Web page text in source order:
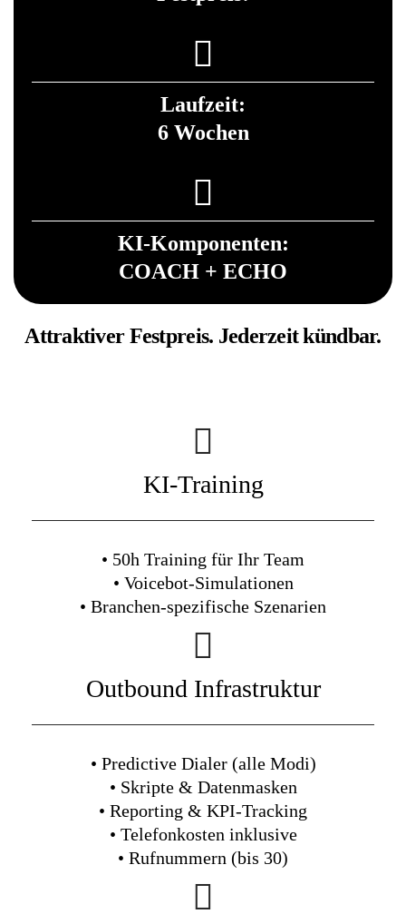
Laufzeit:
6 Wochen
KI-Komponenten:
COACH + ECHO
Attraktiver Festpreis. Jederzeit kündbar.
KI-Training
• 50h Training für Ihr Team
• Voicebot-Simulationen
• Branchen-spezifische Szenarien
Outbound Infrastruktur
• Predictive Dialer (alle Modi)
• Skripte & Datenmasken
• Reporting & KPI-Tracking
• Telefonkosten inklusive
• Rufnummern (bis 30)